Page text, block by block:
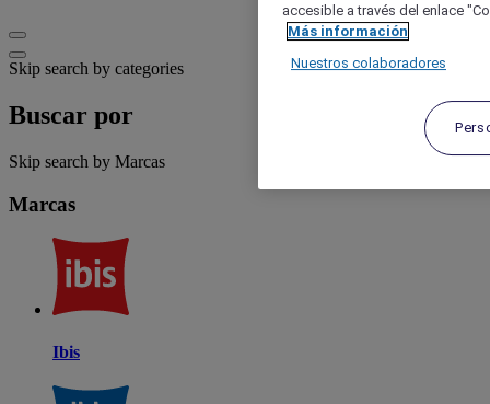
Skip search by categories
Buscar por
Skip search by Marcas
Marcas
Ibis
accesible a través del enlace
Más información
Nuestros colaboradores